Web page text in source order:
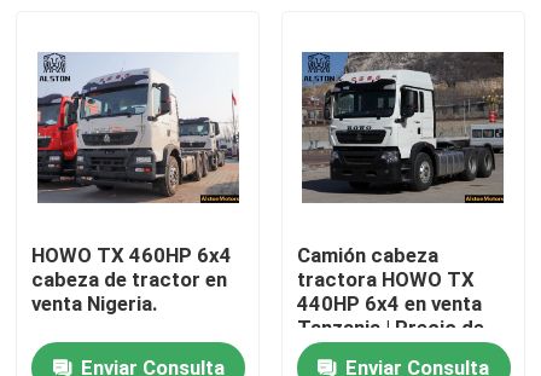
HOWO TX 460HP 6x4
cabeza de tractor en
venta Nigeria.
Enviar Consulta
Camión cabeza
tractora HOWO TX
440HP 6x4 en venta
Tanzania | Precio de
fábrica
Enviar Consulta